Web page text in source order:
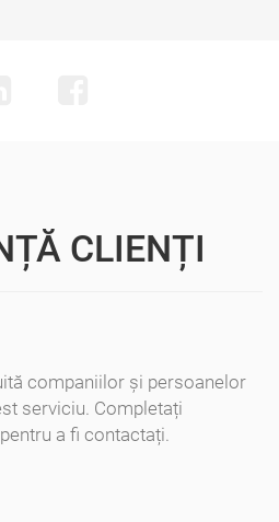
CLIENȚI
companiilor și persoanelor
serviciu. Completați
a fi contactați.